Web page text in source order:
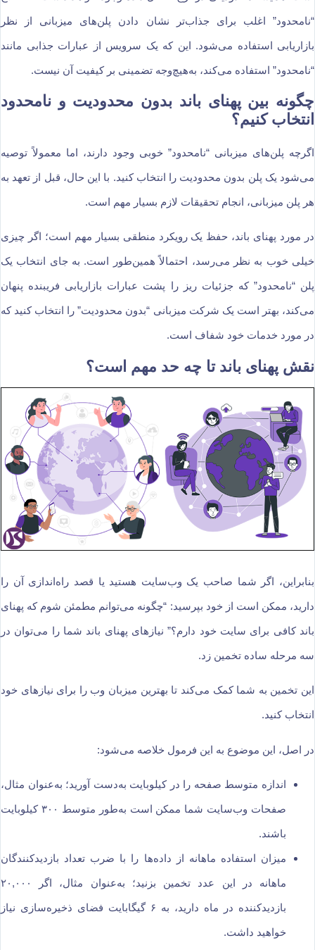
“نامحدود” اغلب برای جذاب‌تر نشان دادن پلن‌های میزبانی از نظر
بازاریابی استفاده می‌شود. این که یک سرویس از عبارات جذابی مانند
“نامحدود” استفاده می‌کند، به‌هیچ‌وجه تضمینی بر کیفیت آن نیست.
چگونه بین پهنای باند بدون محدودیت و نامحدود
انتخاب کنیم؟
اگرچه پلن‌های میزبانی “نامحدود” خوبی وجود دارند، اما معمولاً توصیه
می‌شود یک پلن بدون محدودیت را انتخاب کنید. با این حال، قبل از تعهد به
هر پلن میزبانی، انجام تحقیقات لازم بسیار مهم است.
در مورد پهنای باند، حفظ یک رویکرد منطقی بسیار مهم است؛ اگر چیزی
خیلی خوب به نظر می‌رسد، احتمالاً همین‌طور است. به جای انتخاب یک
پلن “نامحدود” که جزئیات ریز را پشت عبارات بازاریابی فریبنده پنهان
می‌کند، بهتر است یک شرکت میزبانی “بدون محدودیت” را انتخاب کنید که
در مورد خدمات خود شفاف است.
نقش پهنای باند تا چه حد مهم است؟
بنابراین، اگر شما صاحب یک وب‌سایت هستید یا قصد راه‌اندازی آن را
دارید، ممکن است از خود بپرسید: “چگونه می‌توانم مطمئن شوم که پهنای
باند کافی برای سایت خود دارم؟” نیازهای پهنای باند شما را می‌توان در
سه مرحله ساده تخمین زد.
این تخمین به شما کمک می‌کند تا بهترین میزبان وب را برای نیازهای خود
انتخاب کنید.
در اصل، این موضوع به این فرمول خلاصه می‌شود:
اندازه متوسط صفحه را در کیلوبایت به‌دست آورید؛ به‌عنوان مثال،
صفحات وب‌سایت شما ممکن است به‌طور متوسط ۳۰۰ کیلوبایت
باشند.
میزان استفاده ماهانه از داده‌ها را با ضرب تعداد بازدیدکنندگان
ماهانه در این عدد تخمین بزنید؛ به‌عنوان مثال، اگر ۲۰,۰۰۰
بازدیدکننده در ماه دارید، به ۶ گیگابایت فضای ذخیره‌سازی نیاز
خواهید داشت.